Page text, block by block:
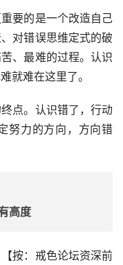
要的是一个改造自己
对错误思维定式的破
、最难的过程。认识
就难在这里了。
点。认识错了，行动
努力的方向，方向错
高度
按：戒色论坛资深前